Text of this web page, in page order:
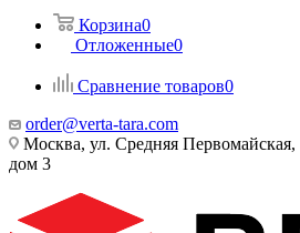
Корзина0
Отложенные0
Сравнение товаров0
order@verta-tara.com
Москва, ул. Средняя Первомайская,
дом 3